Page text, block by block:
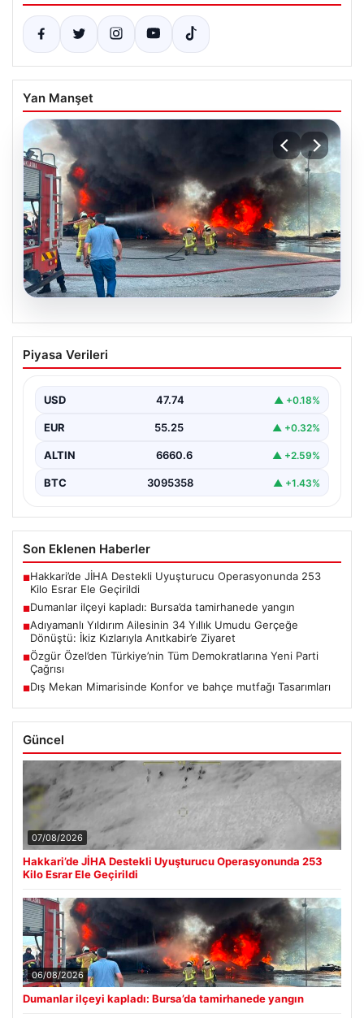
Yan Manşet
06.08.2026
Dumanlar ilçeyi kapladı: Bursa’da
tamirhanede yangın
Piyasa Verileri
USD 47.74 ▲ +0.18%
EUR 55.25 ▲ +0.32%
ALTIN 6660.6 ▲ +2.59%
BTC 3095358 ▲ +1.43%
Son Eklenen Haberler
■Hakkari’de JİHA Destekli Uyuşturucu Operasyonunda 253
Kilo Esrar Ele Geçirildi
■Dumanlar ilçeyi kapladı: Bursa’da tamirhanede yangın
■Adıyamanlı Yıldırım Ailesinin 34 Yıllık Umudu Gerçeğe
Dönüştü: İkiz Kızlarıyla Anıtkabir’e Ziyaret
■Özgür Özel’den Türkiye’nin Tüm Demokratlarına Yeni Parti
Çağrısı
■Dış Mekan Mimarisinde Konfor ve bahçe mutfağı Tasarımları
Güncel
07/08/2026
Hakkari’de JİHA Destekli Uyuşturucu Operasyonunda 253
Kilo Esrar Ele Geçirildi
06/08/2026
Dumanlar ilçeyi kapladı: Bursa’da tamirhanede yangın